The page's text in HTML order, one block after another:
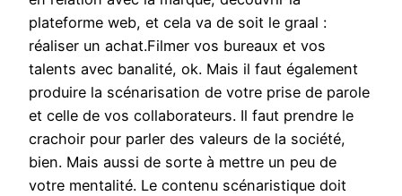
plateforme web, et cela va de soit le graal :
réaliser un achat.Filmer vos bureaux et vos
talents avec banalité, ok. Mais il faut également
produire la scénarisation de votre prise de parole
et celle de vos collaborateurs. Il faut prendre le
crachoir pour parler des valeurs de la société,
bien. Mais aussi de sorte à mettre un peu de
votre mentalité. Le contenu scénaristique doit